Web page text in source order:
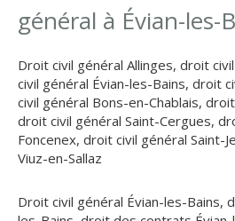
général à Évian-les-
Droit civil général Allinges, droit
civil général Évian-les-Bains, droit
civil général Bons-en-Chablais,
droit civil général Saint-Cergues,
Foncenex, droit civil général Saint-
Viuz-en-Sallaz
Droit civil général Évian-les-Bains,